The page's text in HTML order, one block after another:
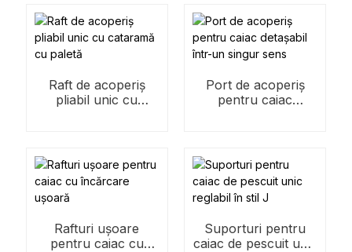
Raft de acoperiș
pliabil unic cu
Port de acoperiș
pentru caiac
Rafturi ușoare
pentru caiac cu
Suporturi pentru
caiac de pescuit unic